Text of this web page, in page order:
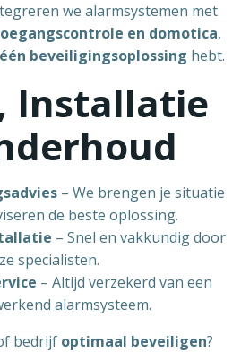
we alarmsystemen met
en domotica,
beveiligingsoplossing hebt.
Installatie
– We brengen je situatie
de beste oplossing.
– Snel en vakkundig door
specialisten.
– Altijd verzekerd van een
alarmsysteem.
bedrijf optimaal beveiligen?